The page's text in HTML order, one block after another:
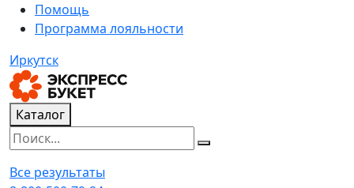
Помощь
Программа лояльности
Иркутск
Каталог
Все результаты